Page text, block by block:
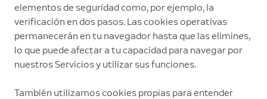
elementos de seguridad como, por ejemplo, la
verificación en dos pasos. Las cookies operativas
permanecerán en tu navegador hasta que las elimines,
lo que puede afectar a tu capacidad para navegar por
nuestros Servicios y utilizar sus funciones.
También utilizamos cookies propias para entender